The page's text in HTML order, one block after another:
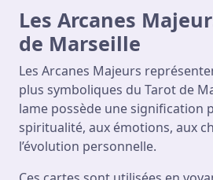
Les Arcanes
de Marseille
Les Arcanes Majeurs
plus symboliques du Tarot de
lame possède une signification
spiritualité, aux émotions, aux
l’évolution personnelle.